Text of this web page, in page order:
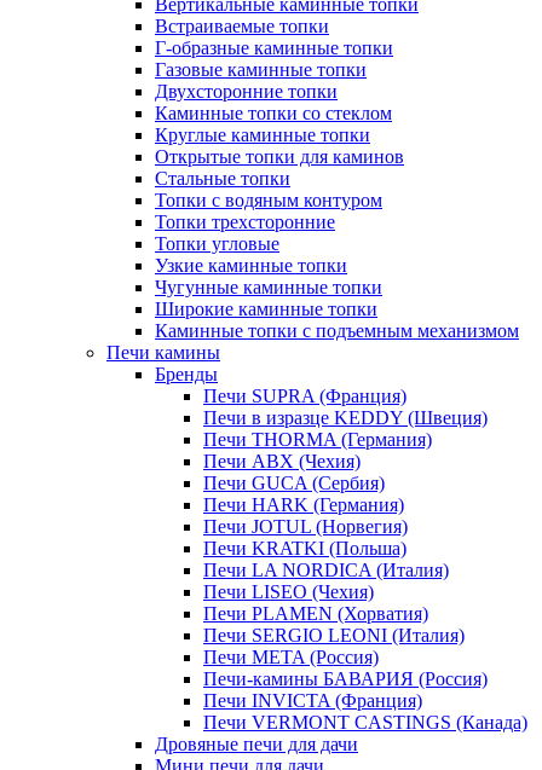
Вертикальные каминные топки
Встраиваемые топки
Г-образные каминные топки
Газовые каминные топки
Двухсторонние топки
Каминные топки со стеклом
Круглые каминные топки
Открытые топки для каминов
Стальные топки
Топки с водяным контуром
Топки трехсторонние
Топки угловые
Узкие каминные топки
Чугунные каминные топки
Широкие каминные топки
Каминные топки с подъемным механизмом
Печи камины
Бренды
Печи SUPRA (Франция)
Печи в изразце KEDDY (Швеция)
Печи THORMA (Германия)
Печи ABX (Чехия)
Печи GUCA (Сербия)
Печи HARK (Германия)
Печи JOTUL (Норвегия)
Печи KRATKI (Польша)
Печи LA NORDICA (Италия)
Печи LISEO (Чехия)
Печи PLAMEN (Хорватия)
Печи SERGIO LEONI (Италия)
Печи META (Россия)
Печи-камины БАВАРИЯ (Россия)
Печи INVICTA (Франция)
Печи VERMONT CASTINGS (Канада)
Дровяные печи для дачи
Мини печи для дачи